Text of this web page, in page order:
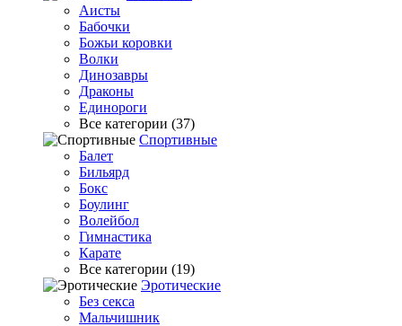
Аисты
Бабочки
Божьи коровки
Волки
Динозавры
Драконы
Единороги
Все категории (37)
Спортивные
Балет
Бильярд
Бокс
Боулинг
Волейбол
Гимнастика
Карате
Все категории (19)
Эротические
Без секса
Мальчишник